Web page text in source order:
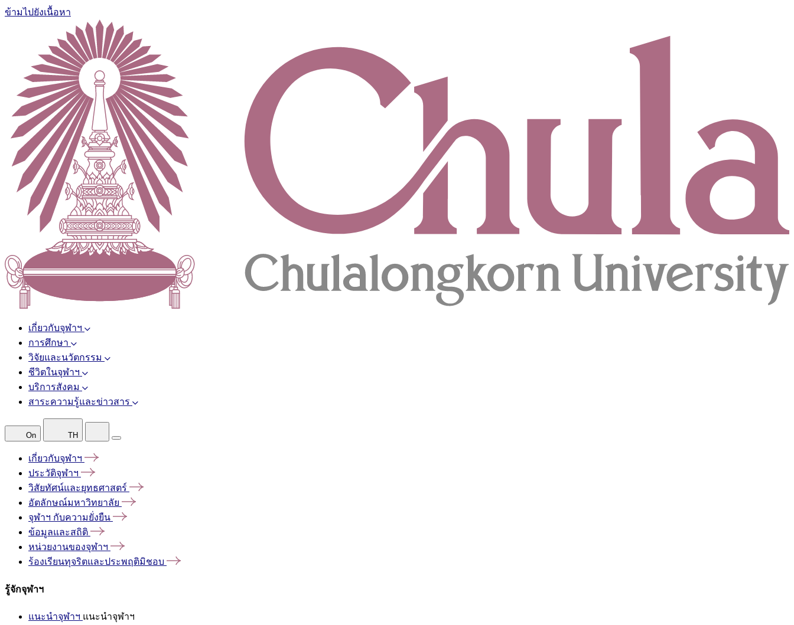
ข้ามไปยังเนื้อหา
เกี่ยวกับจุฬาฯ
การศึกษา
วิจัยและนวัตกรรม
ชีวิตในจุฬาฯ
บริการสังคม
สาระความรู้และข่าวสาร
On TH
เกี่ยวกับจุฬาฯ
ประวัติจุฬาฯ
วิสัยทัศน์และยุทธศาสตร์
อัตลักษณ์มหาวิทยาลัย
จุฬาฯ กับความยั่งยืน
ข้อมูลและสถิติ
หน่วยงานของจุฬาฯ
ร้องเรียนทุจริตและประพฤติมิชอบ
รู้จักจุฬาฯ
แนะนำจุฬาฯ แนะนำจุฬาฯ